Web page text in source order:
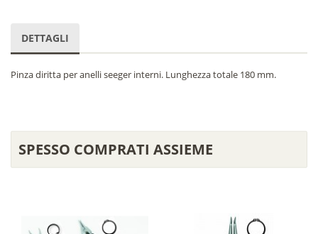
DETTAGLI
Pinza diritta per anelli seeger interni. Lunghezza totale 180 mm.
SPESSO COMPRATI ASSIEME